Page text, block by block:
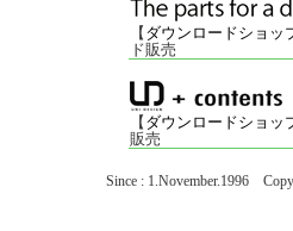
【 ダウンロードショッ
ド販売
【 ダウンロードショッ
販売
Since : 1.November.1996